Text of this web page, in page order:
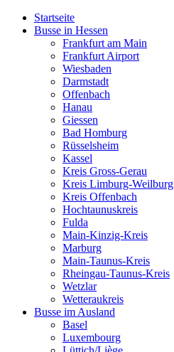
Startseite
Busse in Hessen
Frankfurt am Main
Frankfurt Airport
Wiesbaden
Darmstadt
Offenbach
Hanau
Giessen
Bad Homburg
Rüsselsheim
Kassel
Kreis Gross-Gerau
Kreis Limburg-Weilburg
Kreis Offenbach
Hochtaunuskreis
Fulda
Main-Kinzig-Kreis
Marburg
Main-Taunus-Kreis
Rheingau-Taunus-Kreis
Wetzlar
Wetteraukreis
Busse im Ausland
Basel
Luxembourg